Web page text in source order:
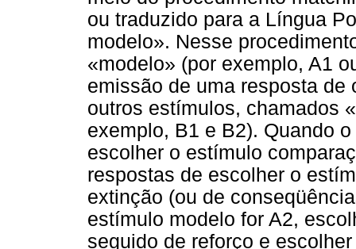
ou traduzido para a Língua
modelo». Nesse
«modelo» (por exemplo, A1
emissão de uma resposta
outros estímulos, chamados
exemplo, B1 e B2). Quando
escolher o estímulo
respostas de escolher o
extinção (ou de
estímulo modelo for A2,
seguido de reforço e